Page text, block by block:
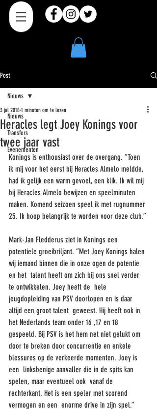
Post
Nieuws
Transfers
Evenementen
Nieuws
Heracles legt Joey Konings voor
twee jaar vast
3 jul 2018 1 minuten om te lezen
Konings is enthousiast over de overgang. “Toen
ik mij voor het eerst bij Heracles Almelo meldde,
had ik gelijk een warm gevoel, een klik. Ik wil mij
bij Heracles Almelo bewijzen en speelminuten
maken. Komend seizoen speel ik met rugnummer
25. Ik hoop belangrijk te worden voor deze club.”
Mark-Jan Fledderus ziet in Konings een
potentiele groeibriljant. “Met Joey Konings halen
wij iemand binnen die in onze ogen de potentie
en het  talent heeft om zich bij ons snel verder
te ontwikkelen. Joey heeft de  hele
jeugdopleiding van PSV doorlopen en is daar
altijd een groot talent  geweest. Hij heeft ook in
het Nederlands team onder 16 ,17 en 18
gespeeld. Bij PSV is het hem net niet gelukt om
door te breken door concurrentie en enkele
blessures op de verkeerde momenten. Joey is
een  linksbenige aanvaller die in de spits kan
spelen, maar eventueel ook  vanaf de
rechterkant. Het is een speler met scorend
vermogen en een  enorme drive in zijn spel.”